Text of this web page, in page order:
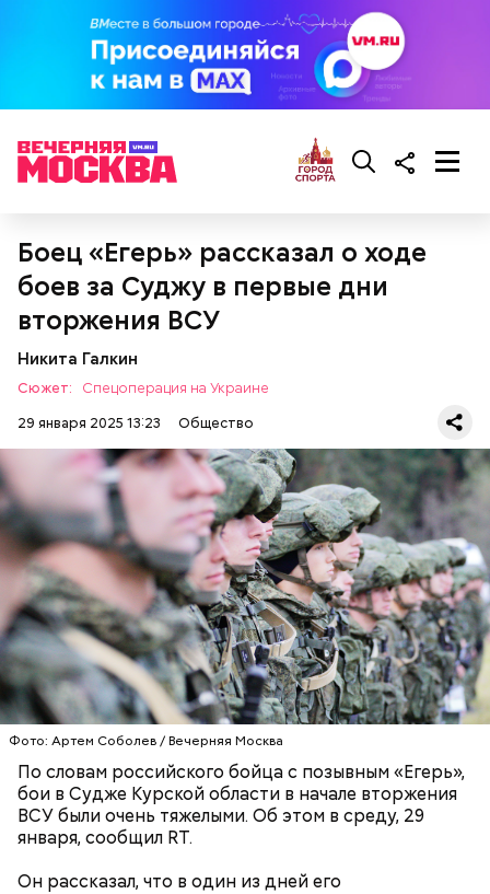
Боец «Егерь» рассказал о ходе
боев за Суджу в первые дни
вторжения ВСУ
Никита Галкин
Сюжет:
Спецоперация на Украине
29 января 2025 13:23
Общество
Фото: Артем Соболев / Вечерняя Москва
По словам российского бойца с позывным «Егерь»,
бои в Судже Курской области в начале вторжения
ВСУ были очень тяжелыми. Об этом в среду, 29
января, сообщил RT.
Он рассказал, что в один из дней его
Ингредиенты:
кабачок;
брынза;
Терапевт Кондрахин назвал
Ранние плоды, по словам врача, лучше не есть:
беременным, кормящим женщинам;
людям с ослабленной иммунной системой;
пожилым;
детям.
— Там может содержаться огромное количество
нитратов, которое вызовет головокружение,
гипоксию и ухудшение физического состояния, —
предостерегла Соломатина.